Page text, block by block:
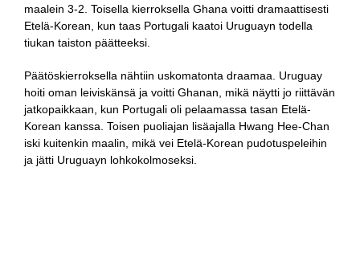
maalein 3-2. Toisella kierroksella Ghana voitti dramaattisesti
Etelä-Korean, kun taas Portugali kaatoi Uruguayn todella
tiukan taiston päätteeksi.
Päätöskierroksella nähtiin uskomatonta draamaa. Uruguay
hoiti oman leiviskänsä ja voitti Ghanan, mikä näytti jo riittävän
jatkopaikkaan, kun Portugali oli pelaamassa tasan Etelä-
Korean kanssa. Toisen puoliajan lisäajalla Hwang Hee-Chan
iski kuitenkin maalin, mikä vei Etelä-Korean pudotuspeleihin
ja jätti Uruguayn lohkokolmoseksi.